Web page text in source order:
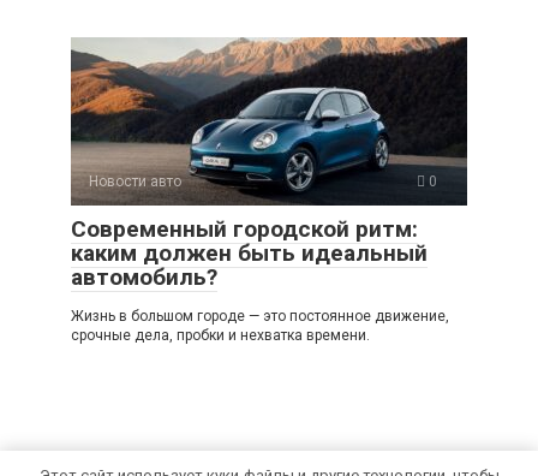
Новости авто 0
Современный городской ритм:
каким должен быть идеальный
автомобиль?
Жизнь в большом городе — это постоянное движение,
срочные дела, пробки и нехватка времени.